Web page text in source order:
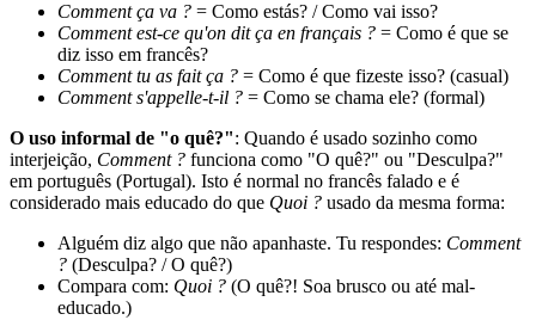
Comment ça va ? = Como estás? / Como vai isso?
Comment est-ce qu'on dit ça en français ? = Como é que se
diz isso em francês?
Comment tu as fait ça ? = Como é que fizeste isso? (casual)
Comment s'appelle-t-il ? = Como se chama ele? (formal)
O uso informal de "o quê?": Quando é usado sozinho como
interjeição, Comment ? funciona como "O quê?" ou "Desculpa?"
em português (Portugal). Isto é normal no francês falado e é
considerado mais educado do que Quoi ? usado da mesma forma:
Alguém diz algo que não apanhaste. Tu respondes: Comment
? (Desculpa? / O quê?)
Compara com: Quoi ? (O quê?! Soa brusco ou até mal-
educado.)